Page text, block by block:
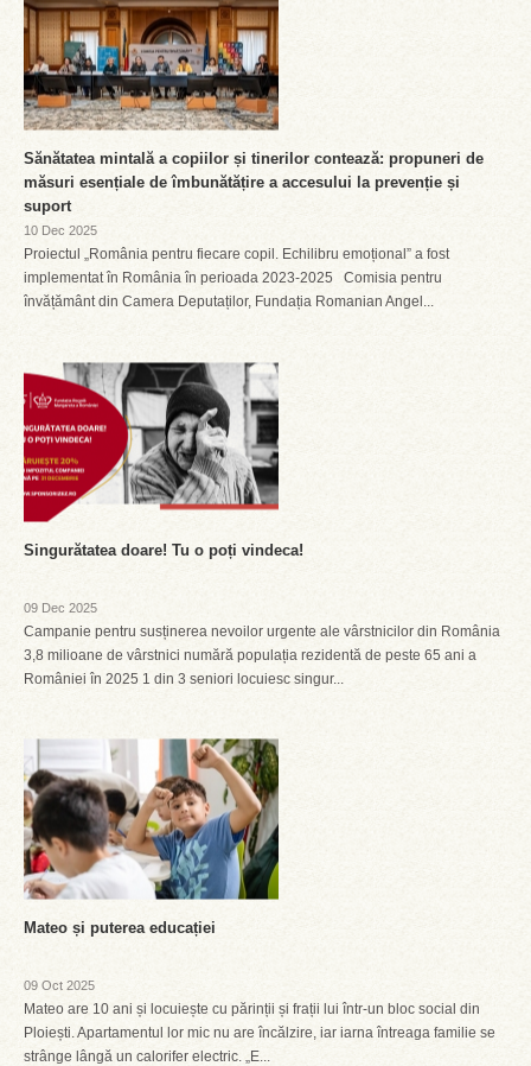
Sănătatea mintală a copiilor și tinerilor contează: propuneri de
măsuri esențiale de îmbunătățire a accesului la prevenție și
suport
10 Dec 2025
Proiectul „România pentru fiecare copil. Echilibru emoțional” a fost
implementat în România în perioada 2023-2025 Comisia pentru
învățământ din Camera Deputaților, Fundația Romanian Angel...
Singurătatea doare! Tu o poți vindeca!
09 Dec 2025
Campanie pentru susținerea nevoilor urgente ale vârstnicilor din România
3,8 milioane de vârstnici numără populația rezidentă de peste 65 ani a
României în 2025 1 din 3 seniori locuiesc singur...
Mateo și puterea educației
09 Oct 2025
Mateo are 10 ani și locuiește cu părinții și frații lui într-un bloc social din
Ploiești. Apartamentul lor mic nu are încălzire, iar iarna întreaga familie se
strânge lângă un calorifer electric. „E...